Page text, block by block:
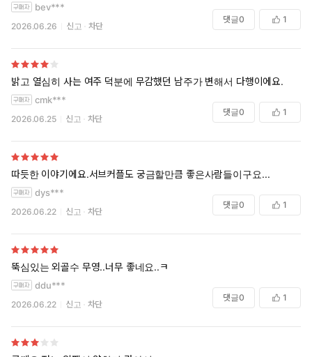
bev***
2026.06.26 신고 차단
댓글0 1
밝고 열심히 사는 여주 덕분에 무감했던 남주가 변해서 다행이에요.
cmk***
2026.06.25 신고 차단
댓글0 1
따듯한 이야기에요.서브커플도 궁금할만큼 좋은사람들이구요...
dys***
2026.06.22 신고 차단
댓글0 1
뚝심있는 외골수 무영..너무 좋네요..ㅋ
ddu***
2026.06.22 신고 차단
댓글0 1